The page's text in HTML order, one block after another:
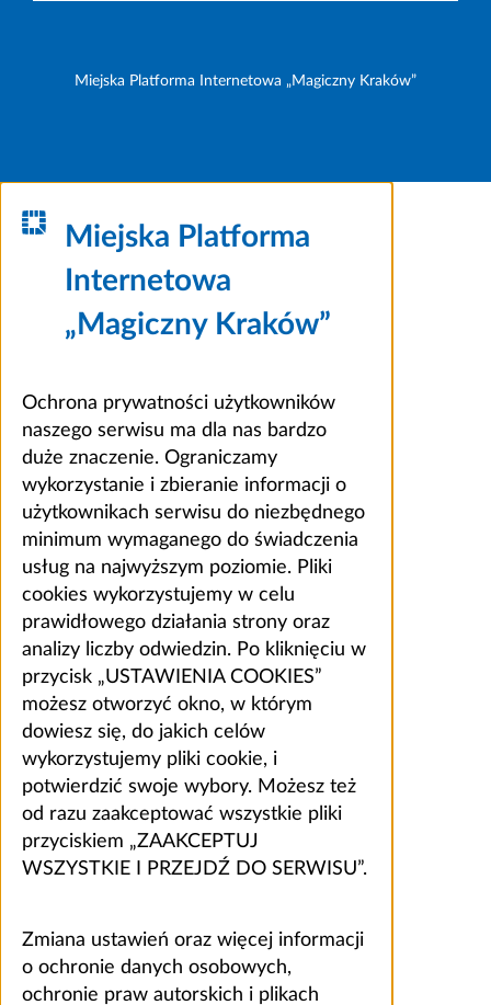
Miejska Platforma Internetowa „Magiczny Kraków”
Miejska Platforma
Internetowa
„Magiczny Kraków”
Ochrona prywatności użytkowników
naszego serwisu ma dla nas bardzo
duże znaczenie. Ograniczamy
wykorzystanie i zbieranie informacji o
użytkownikach serwisu do niezbędnego
minimum wymaganego do świadczenia
usług na najwyższym poziomie. Pliki
cookies wykorzystujemy w celu
prawidłowego działania strony oraz
analizy liczby odwiedzin. Po kliknięciu w
przycisk „USTAWIENIA COOKIES”
możesz otworzyć okno, w którym
dowiesz się, do jakich celów
wykorzystujemy pliki cookie, i
potwierdzić swoje wybory. Możesz też
od razu zaakceptować wszystkie pliki
przyciskiem „ZAAKCEPTUJ
WSZYSTKIE I PRZEJDŹ DO SERWISU”.
Zmiana ustawień oraz więcej informacji
o ochronie danych osobowych,
ochronie praw autorskich i plikach